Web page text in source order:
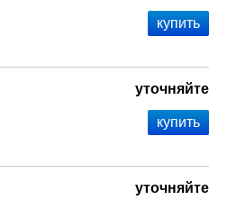
уточняйте
уточняйте